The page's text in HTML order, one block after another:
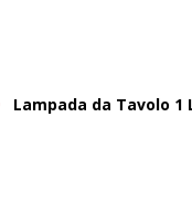
Lampada da Tavolo